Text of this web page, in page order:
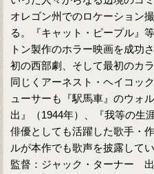
オレゴン州でのロケーション
る。『キャット・ピープル』
トン製作のホラー映画を成功
初の西部劇、そして最初のカ
同じくアーネスト・ヘイコッ
ューサーも『駅馬車』のウォ
出』（1944年）、『我等の生
俳優としても活躍した歌手・
ルが本作でも歌声を披露してい
監督：ジャック・ターナー